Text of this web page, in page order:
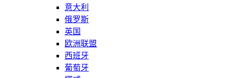
意大利
俄罗斯
英国
欧洲联盟
西班牙
葡萄牙